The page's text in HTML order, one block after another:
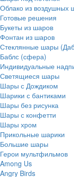
Облако из воздушных
Готовые решения
Букеты из шаров
Фонтан из шаров
Стеклянные шары
Баблс (сфера)
Индивидуальные
Светящиеся шары
Шары с Дождиком
Шарики с бантиками
Шары без рисунка
Шары с конфетти
Шары хром
Прикольные шарики
Большие шары
Герои мультфильмов
Among Us
Angry Birds